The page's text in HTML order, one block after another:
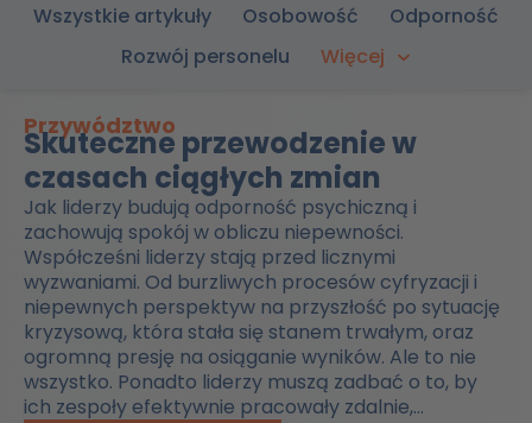
Wszystkie artykuły Osobowość
Odporność
Rozwój personelu
Więcej
Przywództwo
Skuteczne przewodzenie w
czasach ciągłych zmian
Jak liderzy budują odporność psychiczną i
zachowują spokój w obliczu niepewności.
Współcześni liderzy stają przed licznymi
wyzwaniami. Od burzliwych procesów cyfryzacji i
niepewnych perspektyw na przyszłość po sytuację
kryzysową, która stała się stanem trwałym, oraz
ogromną presję na osiąganie wyników. Ale to nie
wszystko. Ponadto liderzy muszą zadbać o to, by
ich zespoły efektywnie pracowały zdalnie,…